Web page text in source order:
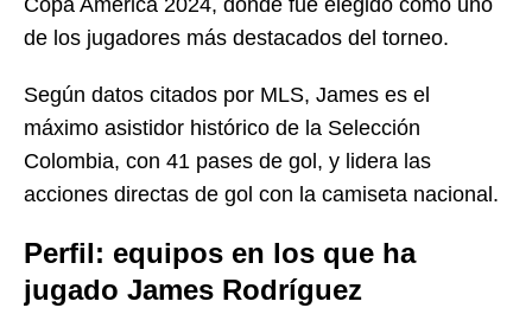
de los jugadores más destacados del torneo.
Según datos citados por MLS, James es el
máximo asistidor histórico de la Selección
Colombia, con 41 pases de gol, y lidera las
acciones directas de gol con la camiseta nacional.
Perfil: equipos en los que ha
jugado James Rodríguez